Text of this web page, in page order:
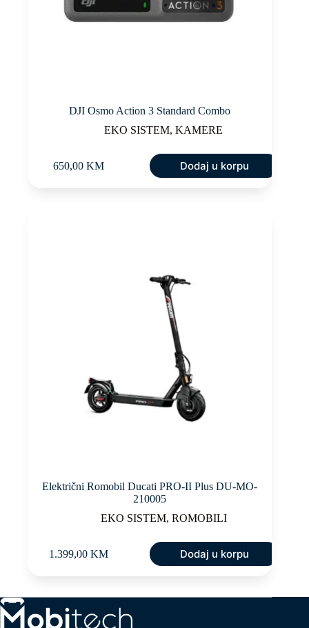
DJI Osmo Action 3 Standard Combo
EKO SISTEM,KAMERE
650,00 KM Dodaj u korpu
Električni Romobil Ducati PRO-II Plus DU-MO-
210005
EKO SISTEM, ROMOBILI
1.399,00 KM Dodaj u korpu